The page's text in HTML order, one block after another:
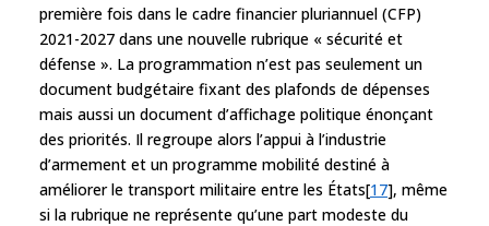
première fois dans le cadre financier pluriannuel (CFP)
2021-2027 dans une nouvelle rubrique « sécurité et
défense ». La programmation n’est pas seulement un
document budgétaire fixant des plafonds de dépenses
mais aussi un document d’affichage politique énonçant
des priorités. Il regroupe alors l’appui à l’industrie
d’armement et un programme mobilité destiné à
améliorer le transport militaire entre les États[17], même
si la rubrique ne représente qu’une part modeste du